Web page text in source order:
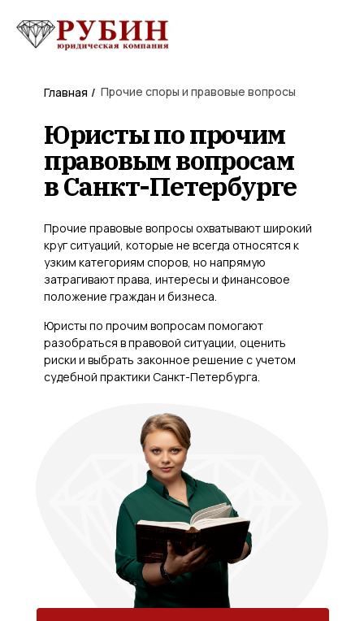
Юристы по прочим
правовым вопросам
в Санкт-Петербурге
Прочие правовые вопросы охватывают широкий
круг ситуаций, которые не всегда относятся к
узким категориям споров, но напрямую
затрагивают права, интересы и финансовое
положение граждан и бизнеса.
Юристы по прочим вопросам помогают
разобраться в правовой ситуации, оценить
риски и выбрать законное решение с учетом
судебной практики Санкт-Петербурга.
Главная Прочие споры и правовые вопросы
/